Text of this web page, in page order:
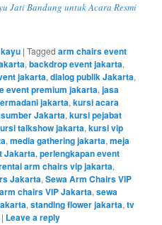
Jati Bandung untuk Acara Resmi
|Tagged arm chairs event
,backdrop event jakarta,
jakarta,dialog publik Jakarta,
event premium jakarta,jasa
jakarta,kursi acara
Jakarta,kursi pejabat
talkshow jakarta,kursi vip
,media gathering jakarta,meja
Jakarta,perlengkapan event
arm chairs vip jakarta,
Jakarta,Sewa Arm Chairs VIP
chairs VIP Jakarta,sewa
,standing flower jakarta,tv
| Leave a reply